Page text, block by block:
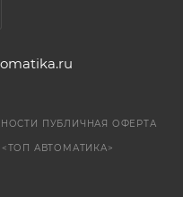
ПУБЛИЧНАЯ ОФЕРТА
АВТОМАТИКА>